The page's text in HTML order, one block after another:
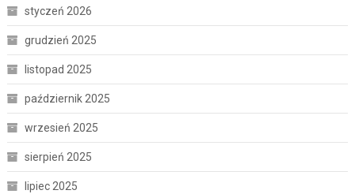
styczeń 2026
grudzień 2025
listopad 2025
październik 2025
wrzesień 2025
sierpień 2025
lipiec 2025